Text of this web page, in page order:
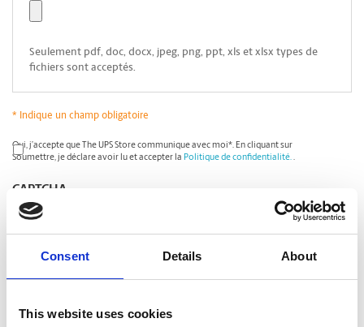
Consent Details About
This website uses cookies
Seulement pdf, doc, docx, jpeg, png, ppt, xls et xlsx types de
fichiers sont acceptés.
* Indique un champ obligatoire
*
Oui, j’accepte que The UPS Store communique avec moi*. En cliquant sur
Soumettre, je déclare avoir lu et accepter la Politique de confidentialité..
CAPTCHA